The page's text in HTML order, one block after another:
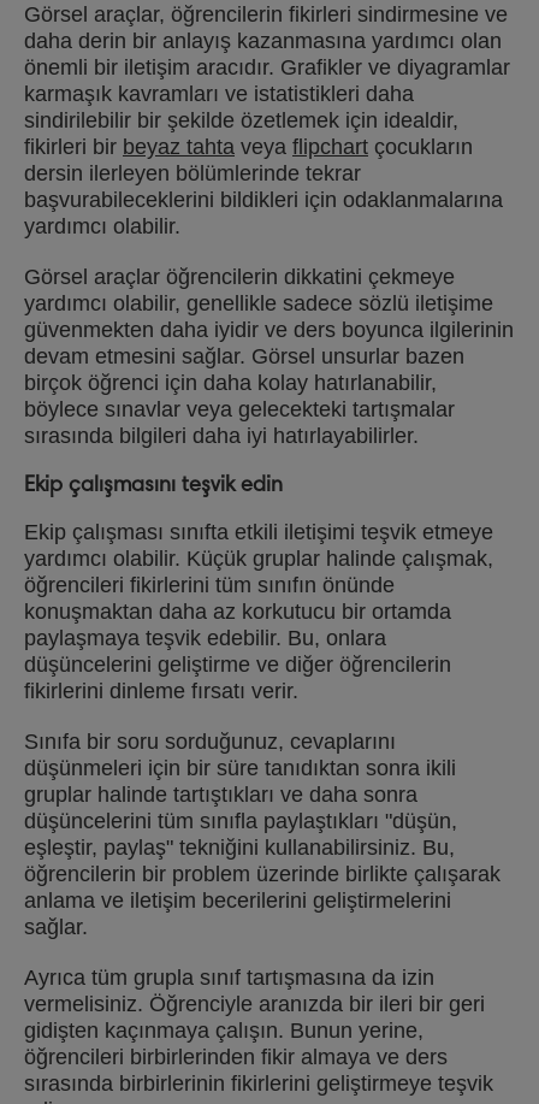
Görsel araçlar, öğrencilerin fikirleri sindirmesine ve
daha derin bir anlayış kazanmasına yardımcı olan
önemli bir iletişim aracıdır. Grafikler ve diyagramlar
karmaşık kavramları ve istatistikleri daha
sindirilebilir bir şekilde özetlemek için idealdir,
fikirleri bir beyaz tahta veya flipchart çocukların
dersin ilerleyen bölümlerinde tekrar
başvurabileceklerini bildikleri için odaklanmalarına
yardımcı olabilir.
Görsel araçlar öğrencilerin dikkatini çekmeye
yardımcı olabilir, genellikle sadece sözlü iletişime
güvenmekten daha iyidir ve ders boyunca ilgilerinin
devam etmesini sağlar. Görsel unsurlar bazen
birçok öğrenci için daha kolay hatırlanabilir,
böylece sınavlar veya gelecekteki tartışmalar
sırasında bilgileri daha iyi hatırlayabilirler.
Ekip çalışmasını teşvik edin
Ekip çalışması sınıfta etkili iletişimi teşvik etmeye
yardımcı olabilir. Küçük gruplar halinde çalışmak,
öğrencileri fikirlerini tüm sınıfın önünde
konuşmaktan daha az korkutucu bir ortamda
paylaşmaya teşvik edebilir. Bu, onlara
düşüncelerini geliştirme ve diğer öğrencilerin
fikirlerini dinleme fırsatı verir.
Sınıfa bir soru sorduğunuz, cevaplarını
düşünmeleri için bir süre tanıdıktan sonra ikili
gruplar halinde tartıştıkları ve daha sonra
düşüncelerini tüm sınıfla paylaştıkları "düşün,
eşleştir, paylaş" tekniğini kullanabilirsiniz. Bu,
öğrencilerin bir problem üzerinde birlikte çalışarak
anlama ve iletişim becerilerini geliştirmelerini
sağlar.
Ayrıca tüm grupla sınıf tartışmasına da izin
vermelisiniz. Öğrenciyle aranızda bir ileri bir geri
gidişten kaçınmaya çalışın. Bunun yerine,
öğrencileri birbirlerinden fikir almaya ve ders
sırasında birbirlerinin fikirlerini geliştirmeye teşvik